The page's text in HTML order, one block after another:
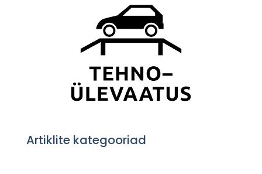
Artiklite kategooriad